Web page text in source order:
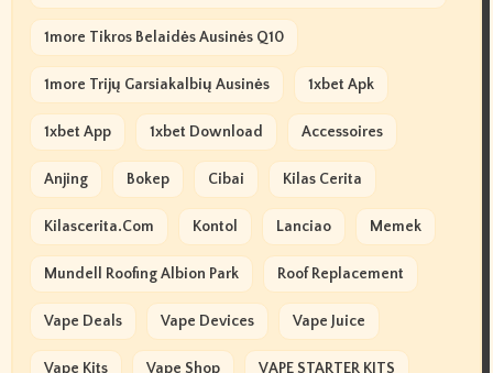
1more Tikros Belaidės Ausinės Q10
1more Trijų Garsiakalbių Ausinės 1xbet Apk
1xbet App 1xbet Download Accessoires
Anjing Bokep Cibai Kilas Cerita
Kilascerita.com Kontol Lanciao Memek
Mundell Roofing Albion Park Roof Replacement
Vape Deals Vape Devices Vape Juice
Vape Kits Vape Shop VAPE STARTER KITS